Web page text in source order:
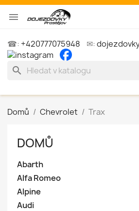

☎: +420777075948 ✉:
search
Domů Chevrolet Trax
DOMŮ
Abarth
Alfa Romeo
Alpine
Audi